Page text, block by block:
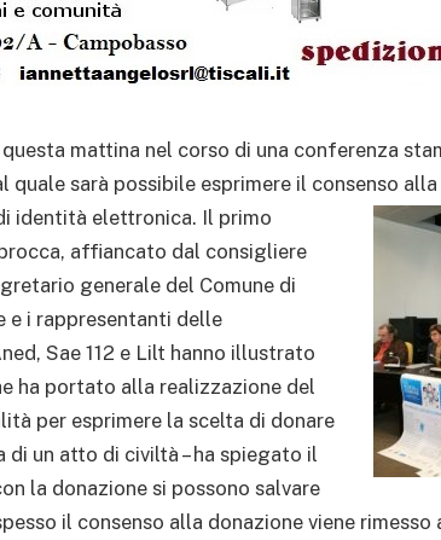
mattina nel corso di una conferenza
quale sarà possibile esprimere il consenso
identità elettronica. Il primo
affiancato dal consigliere
generale del Comune di
e i rappresentanti delle
Sae 112 e Lilt hanno illustrato
ha portato alla realizzazione del
per esprimere la scelta di donare
un atto di civiltà – ha spiegato il
la donazione si possono salvare
il consenso alla donazione viene